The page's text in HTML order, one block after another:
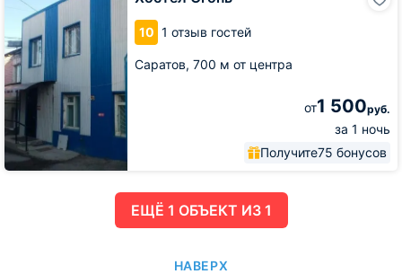
10 1 отзыв гостей
Саратов, 700 м от центра
от1 500руб.
за 1 ночь
Получите75 бонусов
Огонь
ЕЩË 1 ОБЪЕКТ ИЗ 1
НАВЕРХ